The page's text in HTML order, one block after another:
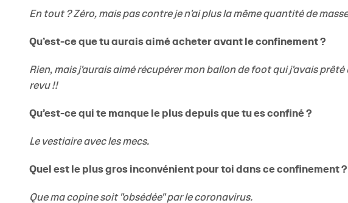
En tout ? Zéro, mais pas contre je n'ai plus la même quantité de
Qu’est-ce que tu aurais aimé acheter avant le confinement ?
Rien, mais j'aurais aimé récupérer mon ballon de foot qui j'avais prêté
revu !!
Qu’est-ce qui te manque le plus depuis que tu es confiné ?
Le vestiaire avec les mecs.
Quel est le plus gros inconvénient pour toi dans ce confinement ?
Que ma copine soit "obsédée" par le coronavirus.